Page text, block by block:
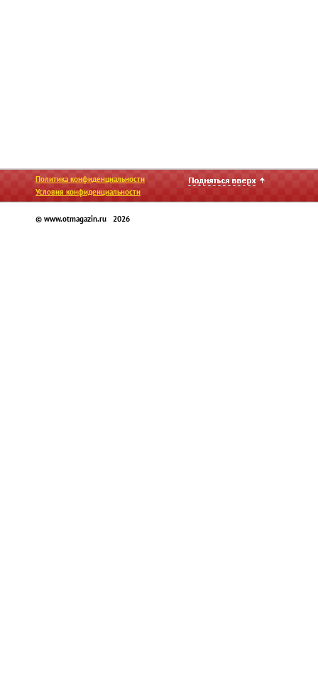
Политика конфиденциальности
Условия конфиденциальности
© www.otmagazin.ru 2026